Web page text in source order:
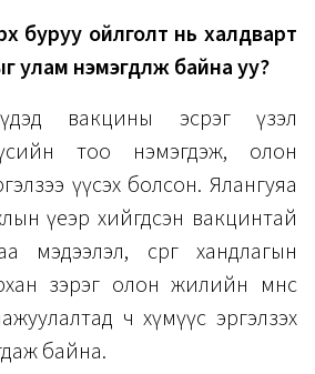
буруу ойлголт нь халдварт
улам нэмэгдүүлж байна уу?
вакцины эсрэг үзэл
тоо нэмэгдэж, олон
үүсэх болсон. Ялангуяа
үеэр хийгдсэн вакцинтай
мэдээлэл, сөрөг хандлагын
зэрэг олон жилийн өмнөөс
ч хүмүүс эргэлзэх
байна.